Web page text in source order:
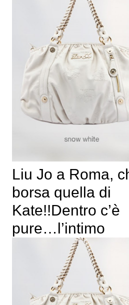
Liu Jo a Roma,
borsa quella di
Kate!!Dentro c’è
pure…l’intimo